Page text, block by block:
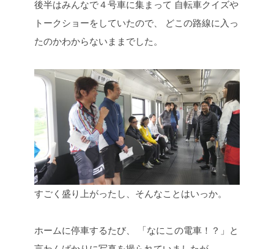
後半はみんなで４号車に集まって 自転車クイズや
トークショーをしていたので、
どこの路線に入っ
たのかわからないままでした。
すごく盛り上がったし、そんなことはいっか。
ホームに停車するたび、
「なにこの電車！？」と